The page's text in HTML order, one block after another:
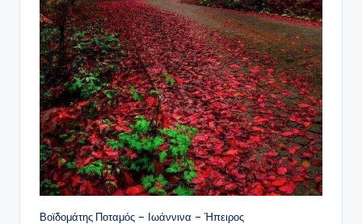
Βοϊδομάτης Ποταμός – Ιωάννινα – Ήπειρος